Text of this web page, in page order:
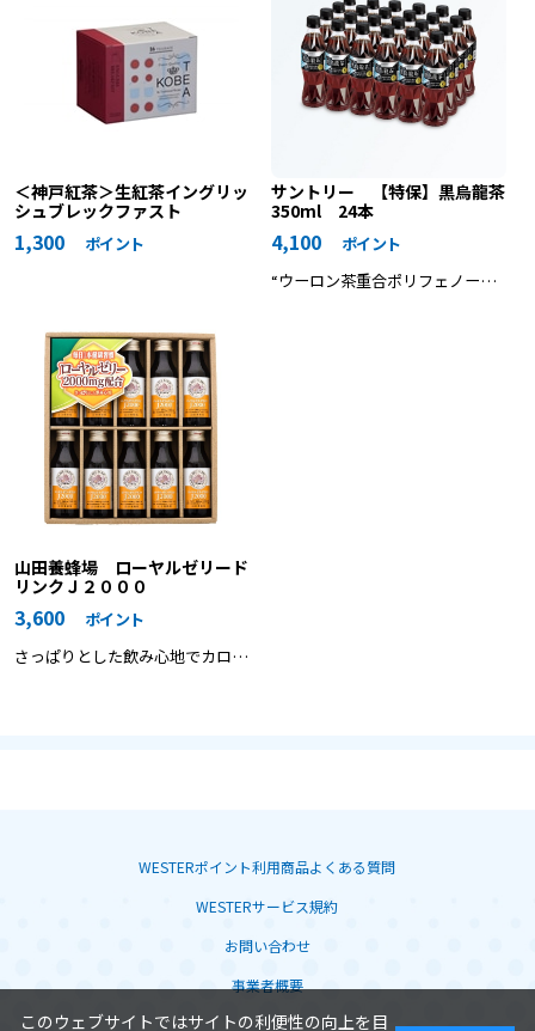
＜神戸紅茶＞生紅茶イングリッ
シュブレックファスト
1,300 ポイント
サントリー 【特保】黒烏龍茶
350ml 24本
4,100
ポイント
“ウーロン茶重合ポリフェノー
山田養蜂場 ローヤルゼリード
リンクＪ２０００
3,600
ポイント
さっぱりとした飲み心地でカロリ
WESTERポイント利用商品よくある質問
WESTERサービス規約
お問い合わせ
事業者概要
このウェブサイトではサイトの利便性の向上を目